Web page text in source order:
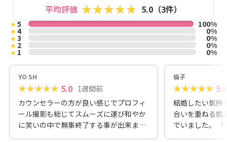
平均評価 5.0（3件）
★5 100%
★4 0%
★3 0%
★2 0%
★1 0%
YO SH
5.0 1週間前
カウンセラーの方が良い感じでプロフィ
ール撮影も総じてスムーズに運び和やか
に笑いの中で無事終了する事が出来まし
た。
倫子
5.0
結婚したい気持
合いを重ねる婚
でいました。
しょう」といっ